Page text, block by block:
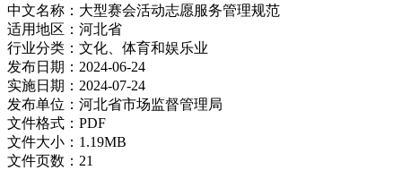
中文名称： 大型赛会活动志愿服务管理规范
适用地区： 河北省
行业分类： 文化、体育和娱乐业
发布日期： 2024-06-24
实施日期： 2024-07-24
发布单位： 河北省市场监督管理局
文件格式： PDF
文件大小： 1.19MB
文件页数： 21